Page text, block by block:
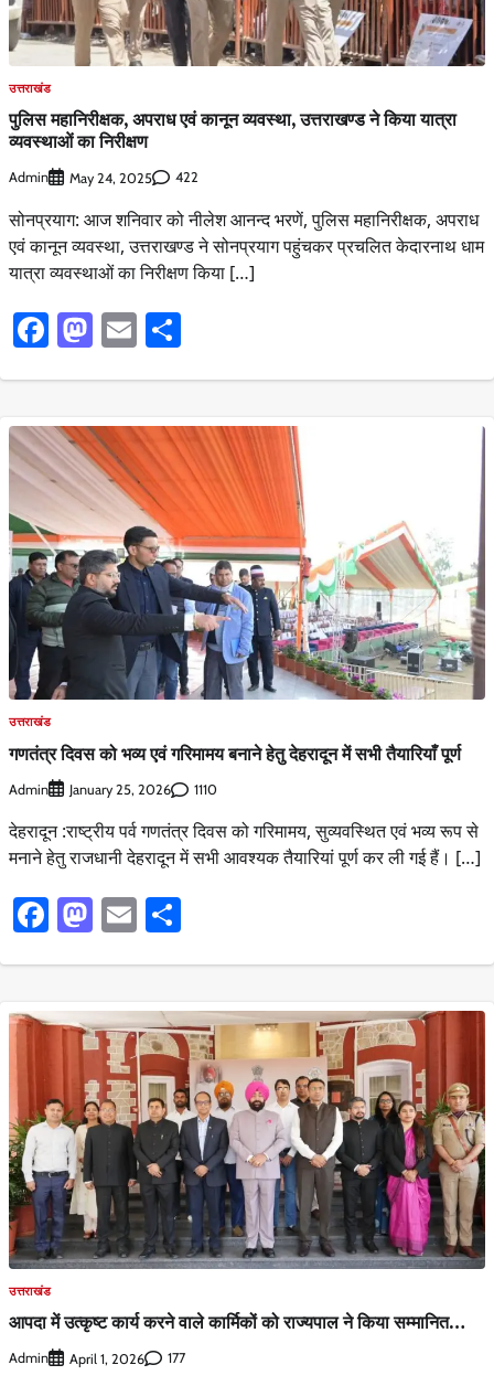
उत्तराखंड
पुलिस महानिरीक्षक, अपराध एवं कानून व्यवस्था, उत्तराखण्ड ने किया यात्रा
व्यवस्थाओं का निरीक्षण
Admin May 24, 2025 422
सोनप्रयाग: आज शनिवार को नीलेश आनन्द भरणें, पुलिस महानिरीक्षक, अपराध
एवं कानून व्यवस्था, उत्तराखण्ड ने सोनप्रयाग पहुंचकर प्रचलित केदारनाथ धाम
यात्रा व्यवस्थाओं का निरीक्षण किया […]
Facebook
Mastodon
Email
उत्तराखंड
गणतंत्र दिवस को भव्य एवं गरिमामय बनाने हेतु देहरादून में सभी तैयारियाँ पूर्ण
Admin January 25, 2026 1110
देहरादून :राष्ट्रीय पर्व गणतंत्र दिवस को गरिमामय, सुव्यवस्थित एवं भव्य रूप से
मनाने हेतु राजधानी देहरादून में सभी आवश्यक तैयारियां पूर्ण कर ली गई हैं। […]
Facebook
Mastodon
Email
उत्तराखंड
आपदा में उत्कृष्ट कार्य करने वाले कार्मिकों को राज्यपाल ने किया सम्मानित…
Admin April 1, 2026 177